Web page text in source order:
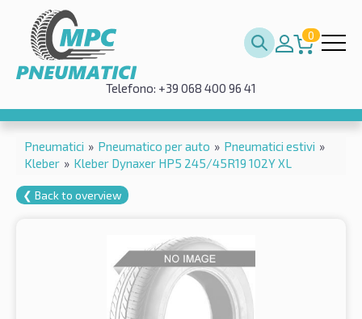
0
Telefono: +39 068 400 96 41
Pneumatici » Pneumatico per auto » Pneumatici estivi »
Kleber » Kleber Dynaxer HP5 245/45R19 102Y XL
❮ Back to overview